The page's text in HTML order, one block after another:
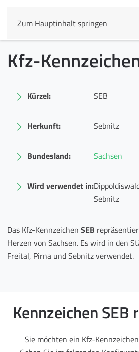
Zum Hauptinhalt springen
Kfz-
Kürzel: SEB
Herkunft: Sebnitz
Bundesland: Sachsen
Wird verwendet in:
Sebnitz
Das Kfz-Kennzeichen SEB
Herzen von Sachsen. Es wird in den
Freital, Pirna und Sebnitz verwendet.
Kennzeichen SEB
Sie möchten ein Kfz-